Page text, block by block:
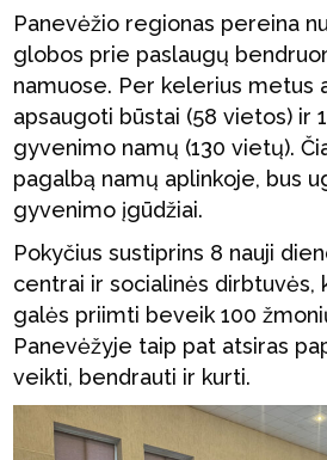
Panevėžio regionas pereina
globos prie paslaugų
namuose. Per kelerius metus
apsaugoti būstai (58 vietos) ir
gyvenimo namų (130 vietų).
pagalbą namų aplinkoje, bus
gyvenimo įgūdžiai.
Pokyčius sustiprins 8 nauji
centrai ir socialinės dirbtuvės,
galės priimti beveik 100
Panevėžyje taip pat atsiras
veikti, bendrauti ir kurti.